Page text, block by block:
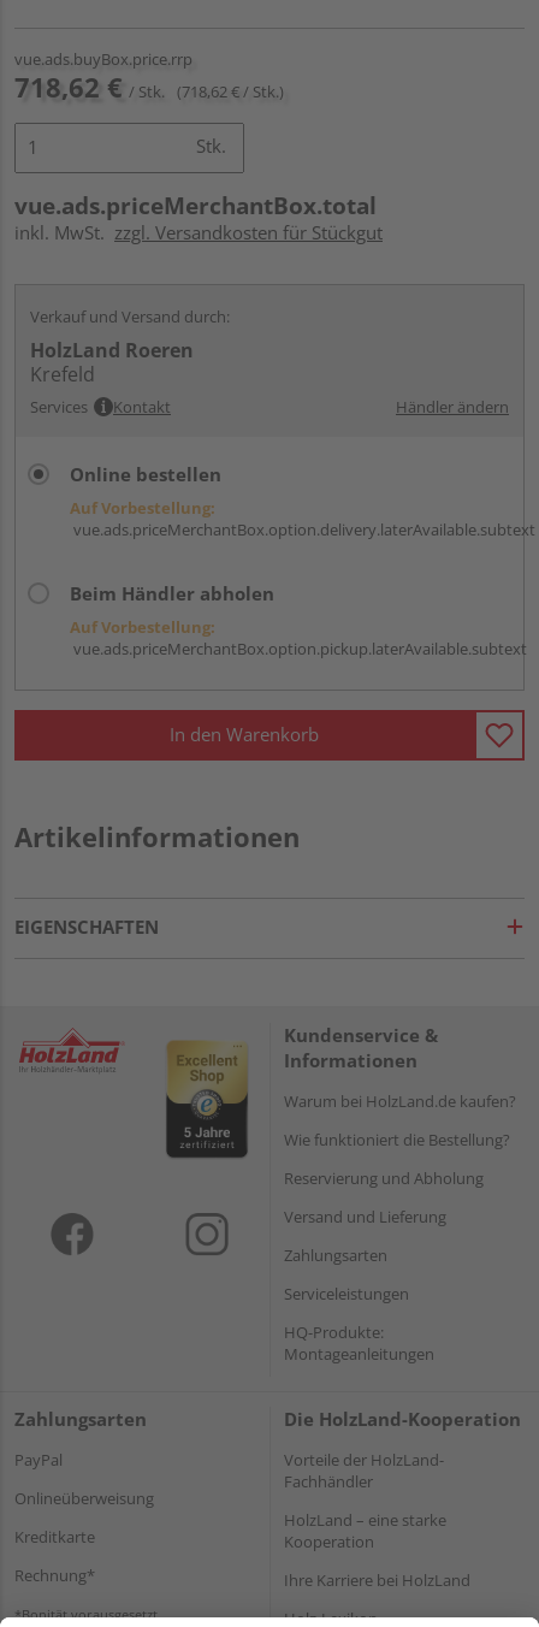
vue.ads.buyBox.price.rrp
718,62 € / Stk. (718,62 € / Stk.)
Stk.
vue.ads.priceMerchantBox.total
inkl. MwSt. zzgl. Versandkosten für Stückgut
Verkauf und Versand durch:
HolzLand Roeren
Krefeld
Services Kontakt Händler ändern
Online bestellen
Auf Vorbestellung:
vue.ads.priceMerchantBox.option.delivery.laterAvailable.subtext
Beim Händler abholen
Auf Vorbestellung:
vue.ads.priceMerchantBox.option.pickup.laterAvailable.subtext
In den Warenkorb
Artikelinformationen
EIGENSCHAFTEN
Kundenservice &
Informationen
Warum bei HolzLand.de kaufen?
Wie funktioniert die Bestellung?
Reservierung und Abholung
Versand und Lieferung
Zahlungsarten
Serviceleistungen
HQ-Produkte:
Montageanleitungen
Zahlungsarten
PayPal
Onlineüberweisung
Kreditkarte
Rechnung*
*Bonität vorausgesetzt
Die HolzLand-Kooperation
Vorteile der HolzLand-
Fachhändler
HolzLand – eine starke
Kooperation
Ihre Karriere bei HolzLand
Holz-Lexikon